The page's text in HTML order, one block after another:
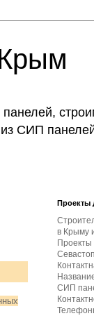
СИП
Проекты
в Крыму
СИП